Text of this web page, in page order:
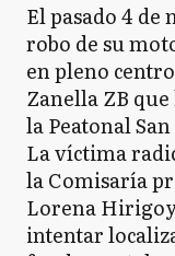
El pasado 4
robo de su
en pleno
Zanella ZB
la Peatonal
La víctima
la Comisaría
Lorena
intentar